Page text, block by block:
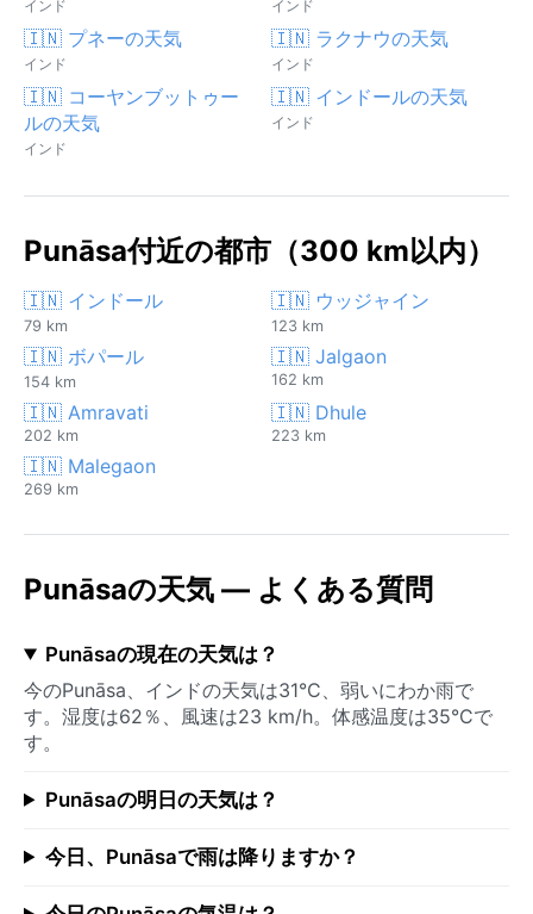
インド インド
🇮🇳 プネーの天気
インド
🇮🇳 ラクナウの天気
インド
🇮🇳 コーヤンブットゥー
ルの天気
インド
🇮🇳 インドールの天気
インド
Punāsa付近の都市（300 km以内）
🇮🇳 インドール
79 km
🇮🇳 ウッジャイン
123 km
🇮🇳 ボパール
154 km
🇮🇳 Jalgaon
162 km
🇮🇳 Amravati
202 km
🇮🇳 Dhule
223 km
🇮🇳 Malegaon
269 km
Punāsaの天気 — よくある質問
Punāsaの現在の天気は？
今のPunāsa、インドの天気は31°C、弱いにわか雨で
す。湿度は62％、風速は23 km/h。体感温度は35°Cで
す。
Punāsaの明日の天気は？
今日、Punāsaで雨は降りますか？